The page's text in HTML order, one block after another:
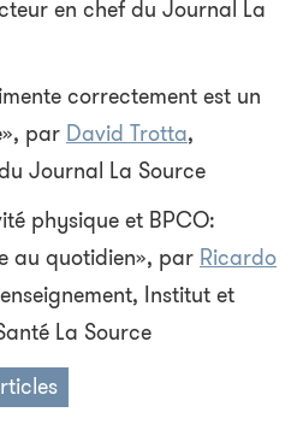
en chef du Journal La
correctement est un
par David Trotta,
Journal La Source
physique et BPCO:
au quotidien», par Ricardo
Institut et
La Source